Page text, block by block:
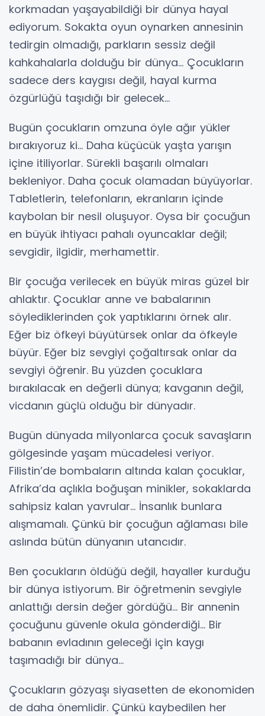
korkmadan yaşayabildiği bir dünya hayal
ediyorum. Sokakta oyun oynarken annesinin
tedirgin olmadığı, parkların sessiz değil
kahkahalarla dolduğu bir dünya… Çocukların
sadece ders kaygısı değil, hayal kurma
özgürlüğü taşıdığı bir gelecek…
Bugün çocukların omzuna öyle ağır yükler
bırakıyoruz ki… Daha küçücük yaşta yarışın
içine itiliyorlar. Sürekli başarılı olmaları
bekleniyor. Daha çocuk olamadan büyüyorlar.
Tabletlerin, telefonların, ekranların içinde
kaybolan bir nesil oluşuyor. Oysa bir çocuğun
en büyük ihtiyacı pahalı oyuncaklar değil;
sevgidir, ilgidir, merhamettir.
Bir çocuğa verilecek en büyük miras güzel bir
ahlaktır. Çocuklar anne ve babalarının
söylediklerinden çok yaptıklarını örnek alır.
Eğer biz öfkeyi büyütürsek onlar da öfkeyle
büyür. Eğer biz sevgiyi çoğaltırsak onlar da
sevgiyi öğrenir. Bu yüzden çocuklara
bırakılacak en değerli dünya; kavganın değil,
vicdanın güçlü olduğu bir dünyadır.
Bugün dünyada milyonlarca çocuk savaşların
gölgesinde yaşam mücadelesi veriyor.
Filistin’de bombaların altında kalan çocuklar,
Afrika’da açlıkla boğuşan minikler, sokaklarda
sahipsiz kalan yavrular… İnsanlık bunlara
alışmamalı. Çünkü bir çocuğun ağlaması bile
aslında bütün dünyanın utancıdır.
Ben çocukların öldüğü değil, hayaller kurduğu
bir dünya istiyorum. Bir öğretmenin sevgiyle
anlattığı dersin değer gördüğü… Bir annenin
çocuğunu güvenle okula gönderdiği… Bir
babanın evladının geleceği için kaygı
taşımadığı bir dünya…
Çocukların gözyaşı siyasetten de ekonomiden
de daha önemlidir. Çünkü kaybedilen her